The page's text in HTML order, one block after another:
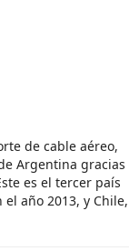
de cable aéreo,
Argentina gracias
es el tercer país
año 2013, y Chile,